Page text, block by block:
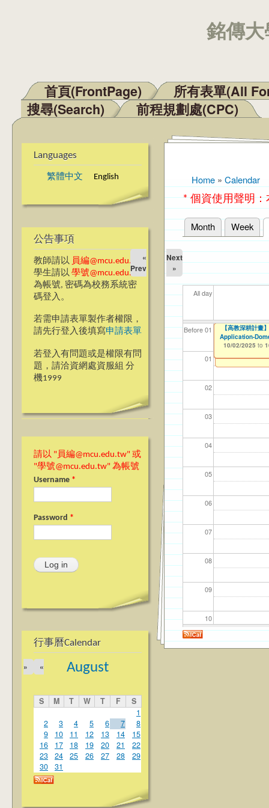
銘傳
Main menu
首頁(FrontPage)
所有表單(All
搜尋(Search)
前程規劃處(CPC)
Languages
繁體中文 English
公告事項
教師請以 員編@mcu.edu.tw
學生請以 學號@mcu.edu.tw
為帳號, 密碼為校務系統密
碼登入。
若需申請表單製作者權限，
請先行登入後填寫申請表單
若登入有問題或是權限有問
題，請洽資網處資服組 分
機1999
請以 "員編@mcu.edu.tw" 或
"學號@mcu.edu.tw" 為帳號
Username *
Password *
行事曆Calendar
August
«
»
S M T W T F
S
1
2
3 4 5 6 7
8
9
10 11 12 13 14
15
16
17 18 19 20 21
22
23
24 25 26 27 28
29
30
31
You are here
Home » Calendar
* 個資使用聲明
Primary tabs
Month Week
«
Prev
Next
»
All day
Before 01
01
02
03
04
05
06
07
08
09
10
11
【資網處】
整合系統～表單
03/27/2013 to
【財務處】工讀
11/12/2021to
07/31/2027
【財務處】漏打
錄
11/15/2021 to
114學年度前程
表(服務學習教師
04/17/2022 to
114學年度前程
回饋表(服務學習
02/01/2023 to
114
03/
【學
07/
114
09/
教務
11/
商品
11/
114
02/
【財
08/
高中
09/
【電機資訊學
名至：114/3/27）
09/21/2025 to
【電機資訊學
114/3/27）
09/21/2025 to
【電機資訊學
名延長至 114/10/
09/21/2025 to
【電機資訊學
延長至 114/10/
09/21/2025 to
【電機資訊學
至：114/3/27）
09/21/2025 to
【電機資訊學
名至：114/3/27）
09/21/2025 to
【電機資訊學
間：114/09/30-
09/21/2025 to
【電機資訊學
明（報名延長至
09/21/2025 to
【電機資訊學
（延長報名至：
09/21/2025 to
【電機資訊學
間：114/09/30-
09/21/2025 to
【電機資訊學
114/10/12止）
09/21/2025 to
【高教深耕計
Encourage
10/02/2025 to
【研究發展處
Award (Book/
10/02/2025 to
【高教深耕計
Program
10/02/2025 to
【高教深耕計
Application-
10/02/2025 to